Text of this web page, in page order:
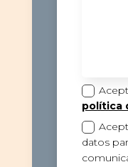
política
datos